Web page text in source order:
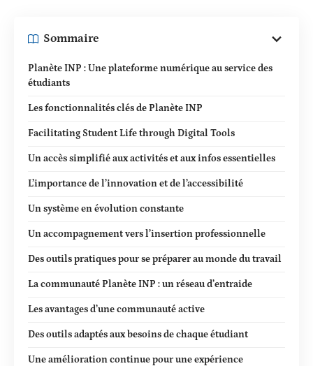
Sommaire
Planète INP : Une plateforme numérique au service des
étudiants
Les fonctionnalités clés de Planète INP
Facilitating Student Life through Digital Tools
Un accès simplifié aux activités et aux infos essentielles
L’importance de l’innovation et de l’accessibilité
Un système en évolution constante
Un accompagnement vers l’insertion professionnelle
Des outils pratiques pour se préparer au monde du travail
La communauté Planète INP : un réseau d’entraide
Les avantages d’une communauté active
Des outils adaptés aux besoins de chaque étudiant
Une amélioration continue pour une expérience